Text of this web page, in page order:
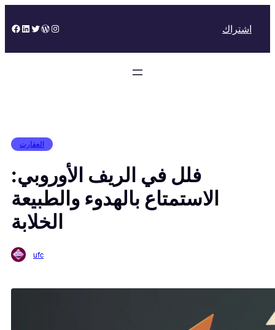
to
Facebook
LinkedIn
Twitter
WordPress
Instagram اشتراك
العقارت
فلل في الريف الأوروبي:
الاستمتاع بالهدوء والطبيعة
الخلابة
ufc